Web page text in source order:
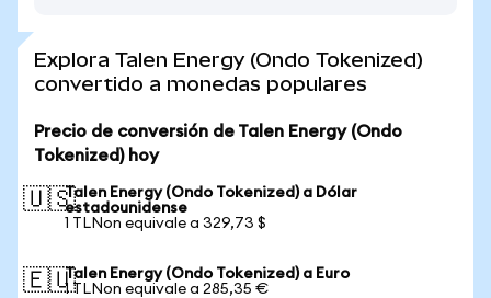
Explora Talen Energy (Ondo Tokenized)
convertido a monedas populares
Precio de conversión de Talen Energy (Ondo
Tokenized) hoy
🇺🇸Talen Energy (Ondo Tokenized) a Dólar
estadounidense
1 TLNon equivale a 329,73 $
🇪🇺Talen Energy (Ondo Tokenized) a Euro
1 TLNon equivale a 285,35 €